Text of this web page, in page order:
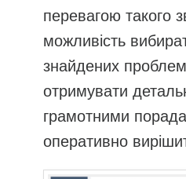
перевагою такого
можливість
знайдених
отримувати
грамотними
оперативно